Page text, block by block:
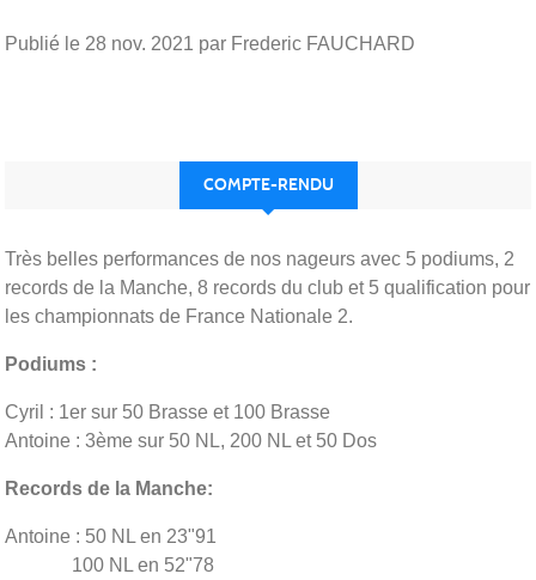
Publié le 28 nov. 2021 par Frederic FAUCHARD
COMPTE-RENDU
Très belles performances de nos nageurs avec 5 podiums, 2
records de la Manche, 8 records du club et 5 qualification pour
les championnats de France Nationale 2.
Podiums :
Cyril : 1er sur 50 Brasse et 100 Brasse
Antoine : 3ème sur 50 NL, 200 NL et 50 Dos
Records de la Manche:
Antoine : 50 NL en 23"91
100 NL en 52"78